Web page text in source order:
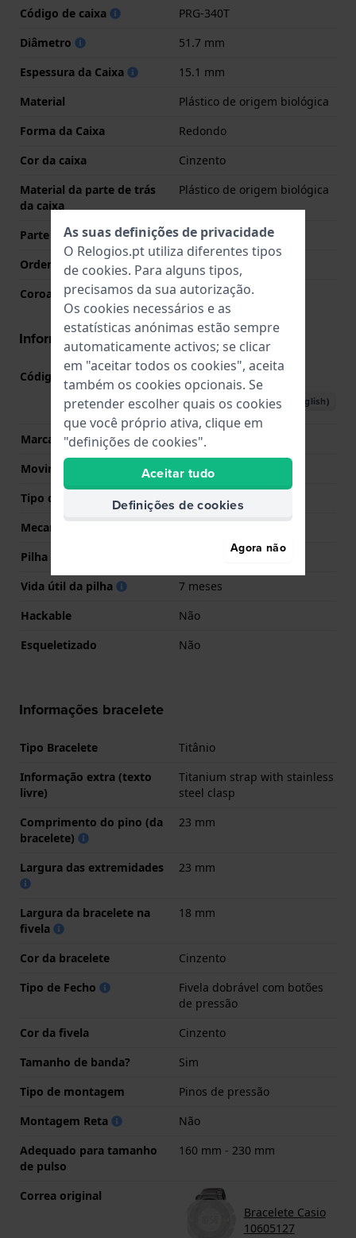
Código de caixa
PRG-340T
Diâmetro
51.7 mm
Espessura da Caixa
15.1 mm
Material
Plástico de origem biológica
Forma da Caixa
Redondo
Cor da caixa
Cinzento
Material da parte de trás
da caixa
Plástico de origem biológica
Parte de trás da caixa
Fechado com parafusos
Ordenar vidro
Mineral
Coroa
Coroa de empurrar
Informações movimento
Código do movimento nº ( Ver especificações
Descarregar o manual (English)
Marca de movimento
Casio
Movimento suíço
Não
Tipo de Mostrador
Digital
Mecanismo
Pilha
No battery needed
Vida útil da pilha
7 meses
Hackable
Não
Esqueletizado
Não
Informações bracelete
Tipo Bracelete
Titânio
Informação extra (texto
livre)
Titanium strap with stainless
steel clasp
Comprimento do pino (da
bracelete)
23 mm
Largura das extremidades 23 mm
Largura da bracelete na
fivela
18 mm
Cor da bracelete
Cinzento
Tipo de Fecho
Fivela dobrável com botões
de pressão
Cor da fivela
Cinzento
Tamanho de banda?
Sim
Tipo de montagem
Pinos de pressão
Montagem Reta
Não
Adequado para tamanho
de pulso
160 mm - 230 mm
Correa original
Bracelete Casio
10605127
As suas definições de privacidade
O Relogios.pt utiliza diferentes tipos
de cookies. Para alguns tipos,
precisamos da sua autorização.
Os cookies necessários e as
estatísticas anónimas estão sempre
automaticamente activos; se clicar
em "aceitar todos os cookies", aceita
também os cookies opcionais. Se
pretender escolher quais os cookies
que você próprio ativa, clique em
"definições de cookies".
Aceitar tudo
Definições de cookies
Agora não